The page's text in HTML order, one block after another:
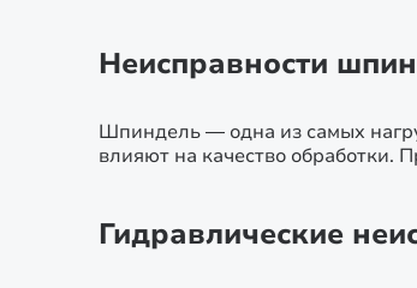
Неисправности
Шпиндель — одна из самых
влияют на качество
Гидравлические